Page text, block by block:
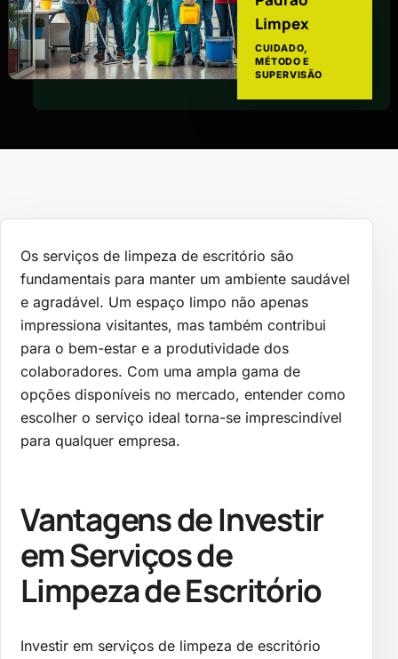
Limpex
CUIDADO,
MÉTODO E
SUPERVISÃO
Os serviços de limpeza de escritório são
fundamentais para manter um ambiente saudável
e agradável. Um espaço limpo não apenas
impressiona visitantes, mas também contribui
para o bem-estar e a produtividade dos
colaboradores. Com uma ampla gama de
opções disponíveis no mercado, entender como
escolher o serviço ideal torna-se imprescindível
para qualquer empresa.
Vantagens de Investir
em Serviços de
Limpeza de Escritório
Investir em serviços de limpeza de escritório